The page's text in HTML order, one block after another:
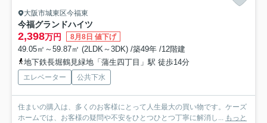
大阪市城東区今福東
今福グランドハイツ
2,398万円 8月8日 値下げ
49.05㎡～59.87㎡ (2LDK～3DK) /築49年 /12階建
地下鉄長堀鶴見緑地「蒲生四丁目」駅 徒歩14分
エレベーター 公共下水
住まいの購入は、多くのお客様にとって人生最大の買い物です。ケーズ
ホームでは、お客様の疑問や不安をひとつひとつ丁寧に解消し... もっと